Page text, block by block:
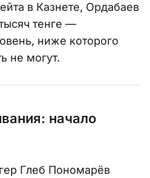
в Казнете, Ордабаев
тенге —
ниже которого
не могут.
начало
Глеб Пономарёв